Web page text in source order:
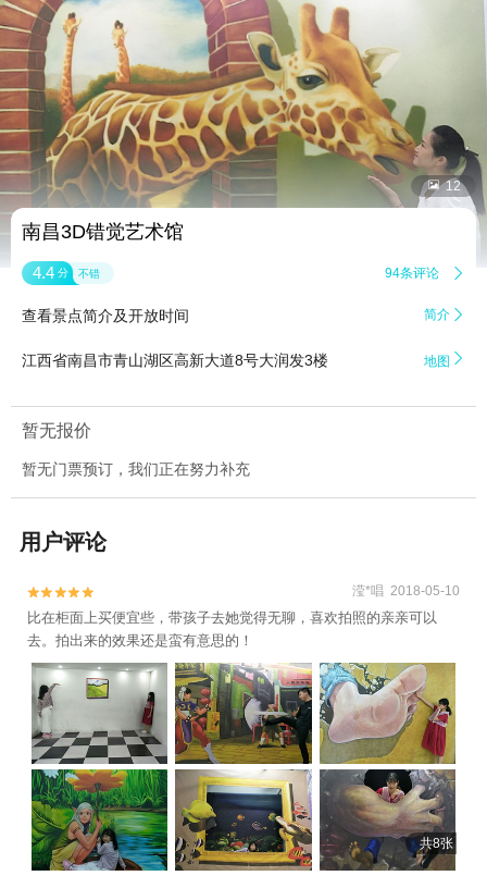
 12
南昌3D错觉艺术馆
4.4 分 不错 94条评论 
查看景点简介及开放时间 简介 
江西省南昌市青山湖区高新大道8号大润发3楼 地图 
暂无报价
暂无门票预订，我们正在努力补充
用户评论

 滢*唱 2018-05-10
比在柜面上买便宜些，带孩子去她觉得无聊，喜欢拍照的亲亲可以
去。拍出来的效果还是蛮有意思的！
共8张
